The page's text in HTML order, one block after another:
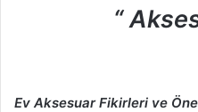
p
o
“
Ev Aksesuar Fikirleri ve